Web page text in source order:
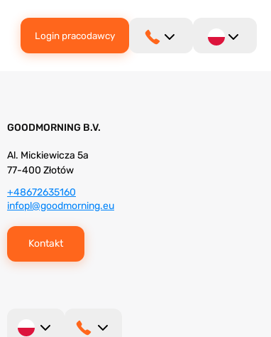
Login pracodawcy
GOODMORNING B.V.
Al. Mickiewicza 5a
77-400 Złotów
+48672635160
infopl@goodmorning.eu
Kontakt